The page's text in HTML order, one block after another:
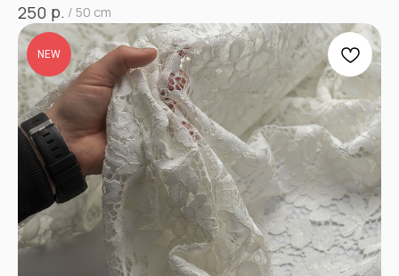
250 р. / 50 cm
NEW